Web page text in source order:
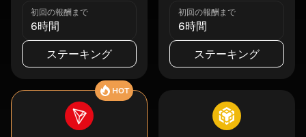
初回の報酬まで
6時間
ステーキング
初回の報酬まで
6時間
ステーキング
HOT